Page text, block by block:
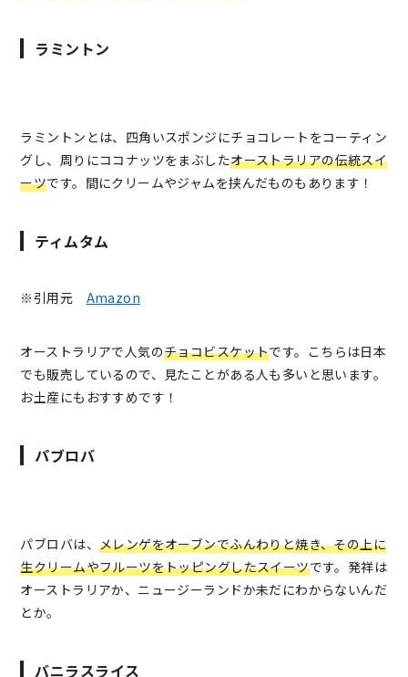
ラミントン
ラミントンとは、四角いスポンジにチョコレートをコーティン
グし、周りにココナッツをまぶしたオーストラリアの伝統スイ
ーツです。間にクリームやジャムを挟んだものもあります！
ティムタム
※引用元 Amazon
オーストラリアで人気のチョコビスケットです。こちらは日本
でも販売しているので、見たことがある人も多いと思います。
お土産にもおすすめです！
パブロバ
パブロバは、 メレンゲをオーブンでふんわりと焼き、その上に
生クリームやフルーツをトッピングしたスイーツです。発祥は
オーストラリアか、ニュージーランドか未だにわからないんだ
とか。
バニラスライス